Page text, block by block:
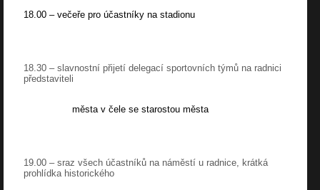
18.00 – večeře pro účastníky na stadionu
18.30 – slavnostní přijetí delegací sportovních týmů na radnici
představiteli
města v čele se starostou města
19.00 – sraz všech účastníků na náměstí u radnice, krátká
prohlídka historického